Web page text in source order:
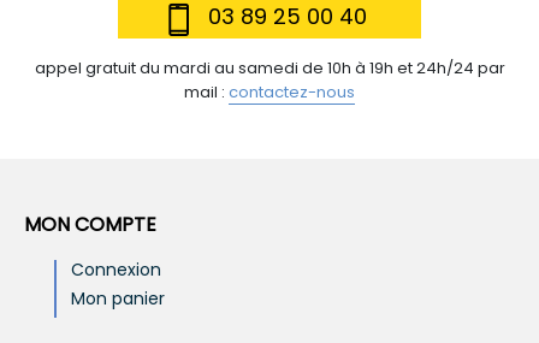
03 89 25 00 40
appel gratuit du mardi au samedi de 10h à 19h et 24h/24 par
mail : contactez-nous
MON COMPTE
Connexion
Mon panier